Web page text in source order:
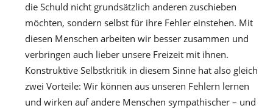
die Schuld nicht grundsätzlich anderen zuschieben
möchten, sondern selbst für ihre Fehler einstehen. Mit
diesen Menschen arbeiten wir besser zusammen und
verbringen auch lieber unsere Freizeit mit ihnen.
Konstruktive Selbstkritik in diesem Sinne hat also gleich
zwei Vorteile: Wir können aus unseren Fehlern lernen
und wirken auf andere Menschen sympathischer – und